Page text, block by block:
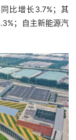
比增长3.7%；其
；自主新能源汽